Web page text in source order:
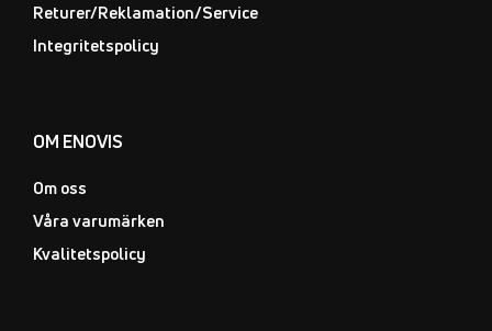
Returer/Reklamation/Service
Integritetspolicy
OM ENOVIS
Om oss
Våra varumärken
Kvalitetspolicy